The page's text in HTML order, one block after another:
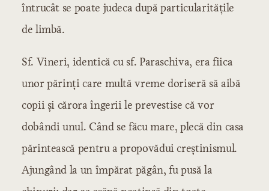
întrucât se poate judeca după particularităţile
de limbă.
Sf. Vineri, identică cu sf. Paraschiva, era fiica
unor părinţi care multă vreme doriseră să aibă
copii şi cărora îngerii le prevestise că vor
dobândi unul. Când se făcu mare, plecă din casa
părintească pentru a propovădui creştinismul.
Ajungând la un împărat păgân, fu pusă la